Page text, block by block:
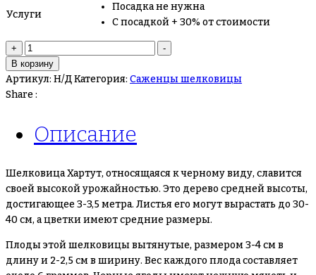
Услуги
Посадка не нужна
С посадкой + 30% от стоимости
+
Количество
товара
Шелковица
Хартут
-
В корзину
Артикул: Н/ДКатегория: Саженцы шелковицы
Share :
Описание
Шелковица Хартут, относящаяся к черному виду, славится
своей высокой урожайностью. Это дерево средней высоты,
достигающее 3-3,5 метра. Листья его могут вырастать до 30-
40 см, а цветки имеют средние размеры.
Плоды этой шелковицы вытянутые, размером 3-4 см в
длину и 2-2,5 см в ширину. Вес каждого плода составляет